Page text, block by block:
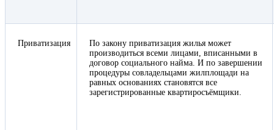
Приватизация
По закону приватизация жилья может
производиться всеми лицами, вписанными в
договор социального найма. И по завершении
процедуры совладельцами жилплощади на
равных основаниях становятся все
зарегистрированные квартиросъёмщики.